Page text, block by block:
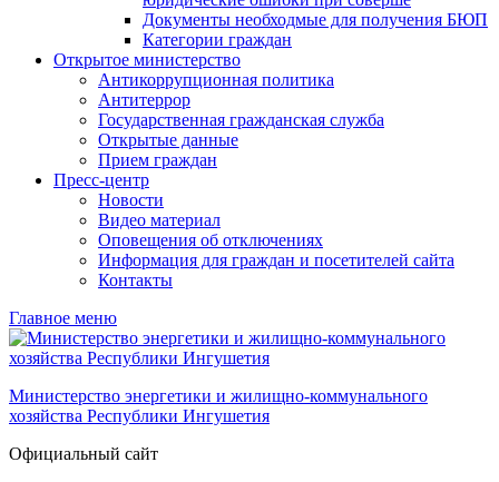
Документы необходмые для получения БЮП
Категории граждан
Открытое министерство
Антикоррупционная политика
Антитеррор
Государственная гражданская служба
Открытые данные
Прием граждан
Пресс-центр
Новости
Видео материал
Оповещения об отключениях
Информация для граждан и посетителей сайта
Контакты
Главное меню
Министерство энергетики и жилищно-коммунального
хозяйства Республики Ингушетия
Официальный сайт